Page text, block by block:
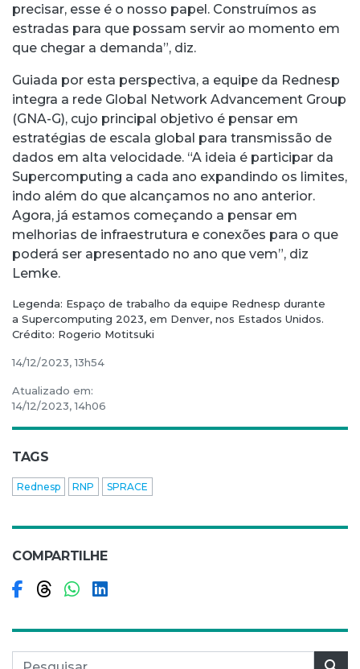
precisar, esse é o nosso papel. Construímos as
estradas para que possam servir ao momento em
que chegar a demanda”, diz.
Guiada por esta perspectiva, a equipe da Rednesp
integra a rede Global Network Advancement Group
(GNA-G), cujo principal objetivo é pensar em
estratégias de escala global para transmissão de
dados em alta velocidade. “A ideia é participar da
Supercomputing a cada ano expandindo os limites,
indo além do que alcançamos no ano anterior.
Agora, já estamos começando a pensar em
melhorias de infraestrutura e conexões para o que
poderá ser apresentado no ano que vem”, diz
Lemke.
Legenda: Espaço de trabalho da equipe Rednesp durante
a Supercomputing 2023, em Denver, nos Estados Unidos.
Crédito: Rogerio Motitsuki
14/12/2023, 13h54
Atualizado em:
14/12/2023, 14h06
TAGS
Rednesp RNP SPRACE
COMPARTILHE
Compartilhar no Facebook
Compartilhar no Threads
Compartilhar no WhatsApp
Compartilhar no LinkedIn
Pesquisar por: